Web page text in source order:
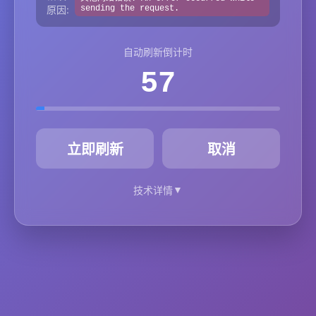
原因:
sending the request.
自动刷新倒计时
57
立即刷新 取消
技术详情▼